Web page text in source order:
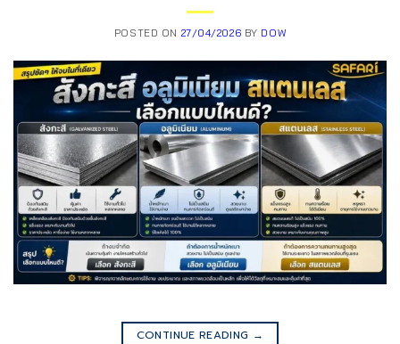
POSTED ON 27/04/2026 BY DOW
CONTINUE READING →